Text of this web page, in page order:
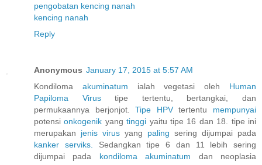
pengobatan kencing nanah
kencing nanah
Reply
Anonymous January 17, 2015 at 5:57 AM
Kondiloma akuminatum ialah vegetasi oleh Human
Papiloma
Virustipe tertentu, bertangkai, dan
permukaannya berjonjot.Tipe HPVtertentu mempunyai
potensionkogenik yangtinggi yaitu tipe 16 dan 18. tipe ini
merupakan jenis virus yang paling sering dijumpai pada
kanker
serviks.
Sedangkan tipe 6 dan 11 lebih sering
dijumpai pada kondiloma akuminatum dan neoplasia